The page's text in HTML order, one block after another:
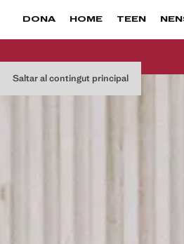
Saltar al contingut principal
DONA HOME TEEN